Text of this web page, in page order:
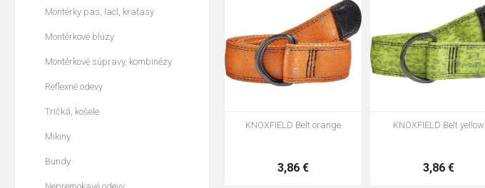
KNOXFIELD Belt orange
3,86 €
110cm 135cm
KNOXFIELD Belt yellow
3,86 €
110cm 135cm
Montérky pas, lacl, kraťasy
Montérkové blúzy
Montérkové súpravy, kombinézy
Reflexné odevy
Tričká, košele
Mikiny
Bundy